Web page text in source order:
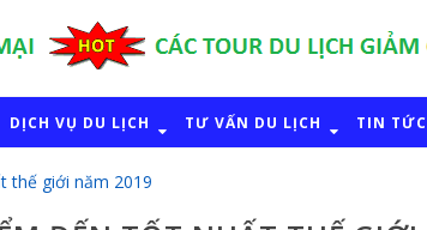
DỊCH VỤ DU LỊCH TƯ VẤN DU LỊCH TIN TỨC
thế giới năm 2019